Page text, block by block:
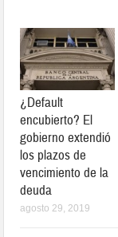
¿Default
encubierto? El
gobierno extendió
los plazos de
vencimiento de la
deuda
agosto 29, 2019